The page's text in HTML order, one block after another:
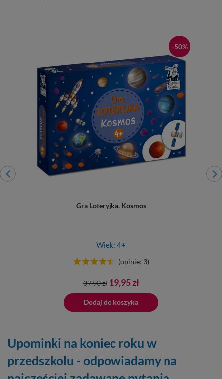
-50%
Gra Loteryjka. Kosmos
Wiek: 4+
(opinie: 3)
Cena
podstawowa
39,90 zł Cena
19,95 zł
Dodaj do koszyka
Upominki na koniec roku w
przedszkolu - odpowiadamy na